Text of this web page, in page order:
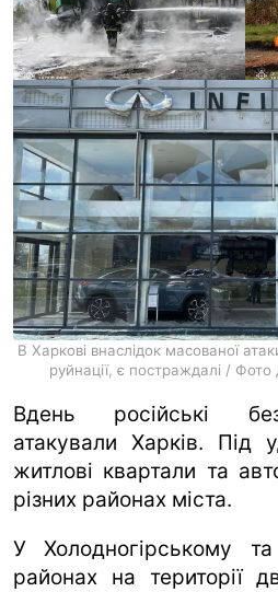
В Харкові внаслідок масованої
руйнації, є постраждалі /
Вдень російські
атакували Харків. Під
житлові квартали та
різних районах міста.
У Холодногірському
районах на території